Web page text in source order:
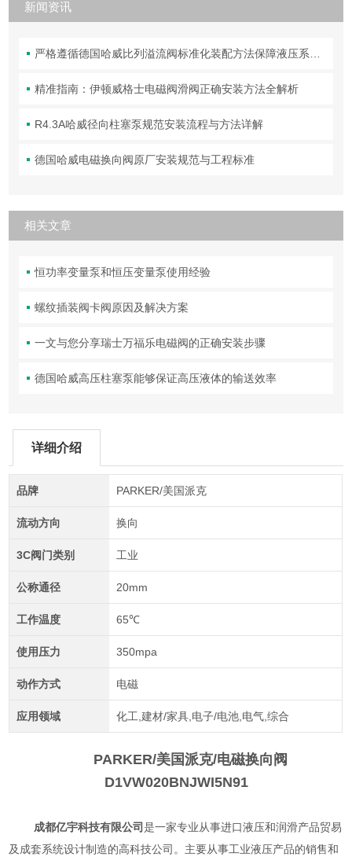
新闻资讯
严格遵循德国哈威比列溢流阀标准化装配方法保障液压系统压力调控精准可靠
精准指南：伊顿威格士电磁阀滑阀正确安装方法全解析
R4.3A哈威径向柱塞泵规范安装流程与方法详解
德国哈威电磁换向阀原厂安装规范与工程标准
相关文章
恒功率变量泵和恒压变量泵使用经验
螺纹插装阀卡阀原因及解决方案
一文与您分享瑞士万福乐电磁阀的正确安装步骤
德国哈威高压柱塞泵能够保证高压液体的输送效率
详细介绍
品牌 PARKER/美国派克
流动方向 换向
3C阀门类别 工业
公称通径 20mm
工作温度 65℃
使用压力 350mpa
动作方式 电磁
应用领域 化工,建材/家具,电子/电池,电气,综合
PARKER/美国派克/电磁换向阀
D1VW020BNJWI5N91
成都亿宇科技有限公司是一家专业从事进口液压和润滑产品贸易
及成套系统设计制造的高科技公司。主要从事工业液压产品的销售和